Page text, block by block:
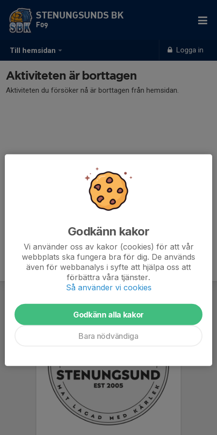
Till hemsidan Logga in
STENUNGSUNDS BK
F09
Aktiviteten är borttagen
Aktiviteten du försöker nå är borttagen från hemsidan.
Godkänn kakor
Vi använder oss av kakor (cookies) för att vår
webbplats ska fungera bra för dig. De används
även för webbanalys i syfte att hjälpa oss att
förbättra våra tjänster.
Så använder vi cookies
Godkänn alla kakor
Bara nödvändiga